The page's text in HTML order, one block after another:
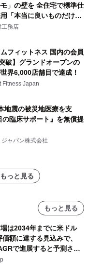
」の壁を 全住宅で標準仕
「本当に良いものだけに
工務店
ムフィットネス 国内の会員
破】グランドオープンの
界6,000店舗目で達成！
Fitness Japan
地震の被災地医療を支
臨床サポート』を無償提
ャパン株式会社
っと見る
もっと見る
は2034年までに米ドル
額に達する見込みで、
で進展すると予測され